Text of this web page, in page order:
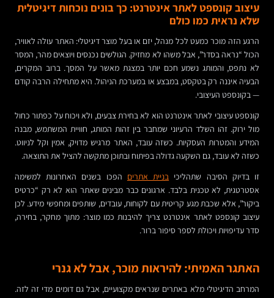
עיצוב קונספט לאתר אינטרנט: כך בונים נוכחות דיגיטלית
שלא נראית כמו כולם
הרגע הזה מוכר כמעט לכל מנהל, יזם או בעל מוצר דיגיטלי: האתר עולה לאוויר,
הכול “נראה בסדר”, אבל משהו לא מחזיק. הגולשים נכנסים ויוצאים מהר, המסר
לא נתפס, והמותג נשמע חכם יותר במצגת מאשר על המסך. ברוב המקרים,
הבעיה איננה רק בטקסט, במבצע או במערכת הניהול. היא מתחילה הרבה קודם
— בקונספט העיצובי.
קונספט עיצובי לאתר אינטרנט הוא לא בחירת צבעים, ולא ויכוח על כפתור כחול
מול ירוק. זהו השלד הרעיוני שמחבר בין זהות המותג, חוויית המשתמש, מבנה
המידע והמטרות העסקיות. כשזה עובד, האתר מרגיש מדויק, אמין וקל לניווט.
כשזה לא עובד, גם השקעה גדולה בפיתוח ובתוכן מתקשה להציל את התוצאה.
זו בדיוק הסיבה שתהליכי בניית אתרים הפכו בשנים האחרונות למשימה
אסטרטגית, לא טכנית בלבד. ארגונים כבר מבינים שאתר הוא לא רק “כרטיס
ביקור”, אלא שכבת מגע קריטית עם לקוחות, עובדים, שותפים ומחפשי מידע. לכן
עיצוב קונספט לאתר אינטרנט צריך להיבנות כמו מוצר: מתוך מחקר, בחירה,
סדר עדיפויות ויכולת לספר סיפור ברור.
האתגר האמיתי: להיראות מוכר, אבל לא גנרי
המרחב הדיגיטלי מלא באתרים שנראים מקצועיים, אבל גם דומים מדי זה לזה.